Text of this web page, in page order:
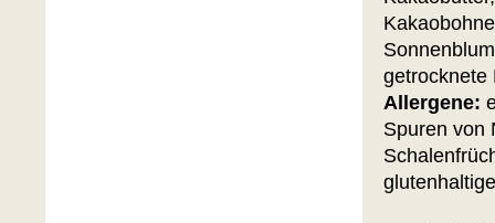
getrocknete
Allergene:
Spuren von